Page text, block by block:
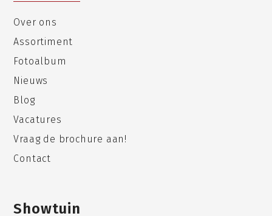
Over ons
Assortiment
Fotoalbum
Nieuws
Blog
Vacatures
Vraag de brochure aan!
Contact
Showtuin